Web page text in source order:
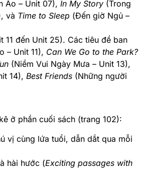
Ào – Unit 07), In My Story (Trong
và Time to Sleep (Đến giờ Ngủ –
11 đến Unit 25). Các tiêu đề ban
– Unit 11), Can We Go to the Park?
(Niềm Vui Ngày Mưa – Unit 13),
14), Best Friends (Những người
ở phần cuối sách (trang 102):
vị cùng lứa tuổi, dẫn dắt qua mỗi
hài hước (Exciting passages with